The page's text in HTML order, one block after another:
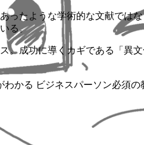
ったような学術的な文献で
る。
。成功に導くカギである「異
かる ビジネスパーソン必須の